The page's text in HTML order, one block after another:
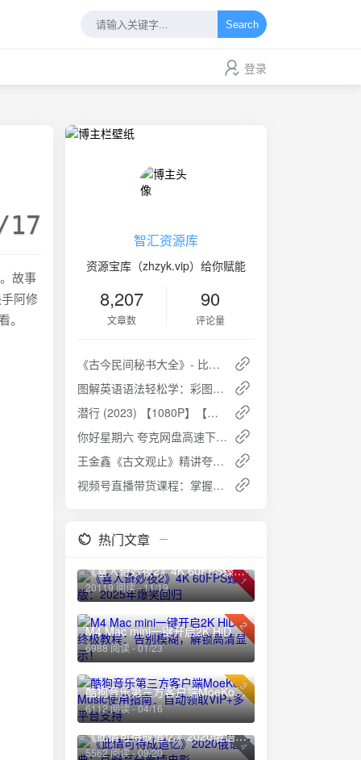
Search
登录
17
故事
阿修
智汇资源库
资源宝库（zhzyk.vip）给你赋能
8,207
文章数
90
评论量
《古今民间秘书大全》- 比我岁数都大的奇特书
图解英语语法轻松学：彩图版，用老外思维理解语法概念
潜行 (2023) 【1080P】【粤语中英双字】：刘德华演绎暗网毒枭的疯狂与毁灭
你好星期六 夸克网盘高速下载免费观看
王金鑫《古文观止》精讲夸克网盘免费下载
视频号直播带货课程：掌握直播秘诀，引爆视频号销量狂潮夸克网盘免费下载
热门文章
1
《喜人奇妙夜2》4K 60FPS臻彩版：2025年爆笑回归
20119 阅读 - 11/19
2
M4 Mac mini一键开启2K HiDPI终极教程：告别模糊，解锁高清显示！
6988 阅读 - 01/23
3
酷狗音乐第三方客户端MoeKoe Music使用指南：自动领取VIP+多平台支持
6112 阅读 - 04/16
4
《此情可待成追忆》2020俄语经典：豆瓣高分爱情电影
5562 阅读 - 09/20